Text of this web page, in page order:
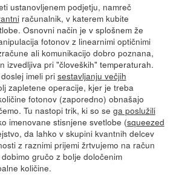
ustanovljenem podjetju, namreč
računalnik, v katerem kubite
Osnovni način je v splošnem že
fotonov z linearnimi optičnimi
ali komunikacijo dobro poznana,
izvedljiva pri "človeških" temperaturah.
imeli pri sestavljanju večjih
zapletene operacije, kjer je treba
fotonov (zaporedno) obnašajo
Tu nastopi trik, ki so se ga poslužili
imenovane stisnjene svetlobe (squeezed
da lahko v skupini kvantnih delcev
z raznimi prijemi žrtvujemo na račun
gručo z bolje določenim
količine.